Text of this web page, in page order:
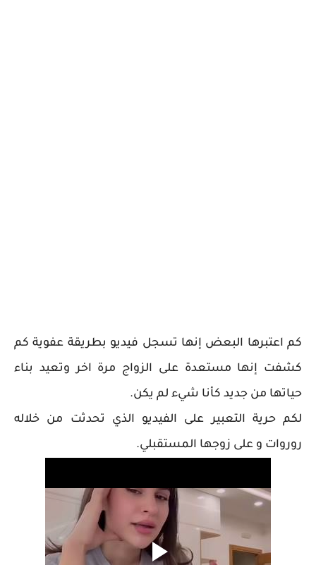
كم اعتبرها البعض إنها تسجل فيديو بطريقة عفوية كم
كشفت إنها مستعدة على الزواج مرة اخر وتعيد بناء
حياتها من جديد كأنا شيء لم يكن.
لكم حرية التعبير على الفيديو الذي تحدثت من خلاله
روروات و على زوجها المستقبلي.